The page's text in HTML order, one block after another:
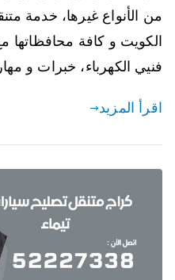
من الأنواع غيرها، خدمة
الكويت و كافة محافظاتها
فنيي الكهرباء، خبرات و
اقرأ المزيد